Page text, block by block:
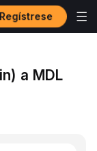
Regístrese
a MDL